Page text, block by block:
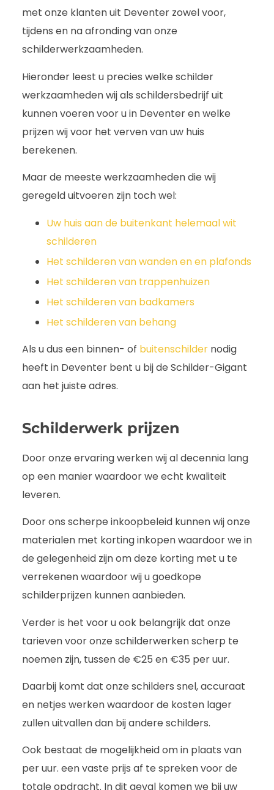
met onze klanten uit Deventer zowel voor,
tijdens en na afronding van onze
schilderwerkzaamheden.
Hieronder leest u precies welke schilder
werkzaamheden wij als schildersbedrijf uit
kunnen voeren voor u in Deventer en welke
prijzen wij voor het verven van uw huis
berekenen.
Maar de meeste werkzaamheden die wij
geregeld uitvoeren zijn toch wel:
Uw huis aan de buitenkant helemaal wit
schilderen
Het schilderen van wanden en en plafonds
Het schilderen van trappenhuizen
Het schilderen van badkamers
Het schilderen van behang
Als u dus een binnen- of buitenschilder nodig
heeft in Deventer bent u bij de Schilder-Gigant
aan het juiste adres.
Schilderwerk prijzen
Door onze ervaring werken wij al decennia lang
op een manier waardoor we echt kwaliteit
leveren.
Door ons scherpe inkoopbeleid kunnen wij onze
materialen met korting inkopen waardoor we in
de gelegenheid zijn om deze korting met u te
verrekenen waardoor wij u goedkope
schilderprijzen kunnen aanbieden.
Verder is het voor u ook belangrijk dat onze
tarieven voor onze schilderwerken scherp te
noemen zijn, tussen de €25 en €35 per uur.
Daarbij komt dat onze schilders snel, accuraat
en netjes werken waardoor de kosten lager
zullen uitvallen dan bij andere schilders.
Ook bestaat de mogelijkheid om in plaats van
per uur. een vaste prijs af te spreken voor de
totale opdracht. In dit geval komen we bij uw